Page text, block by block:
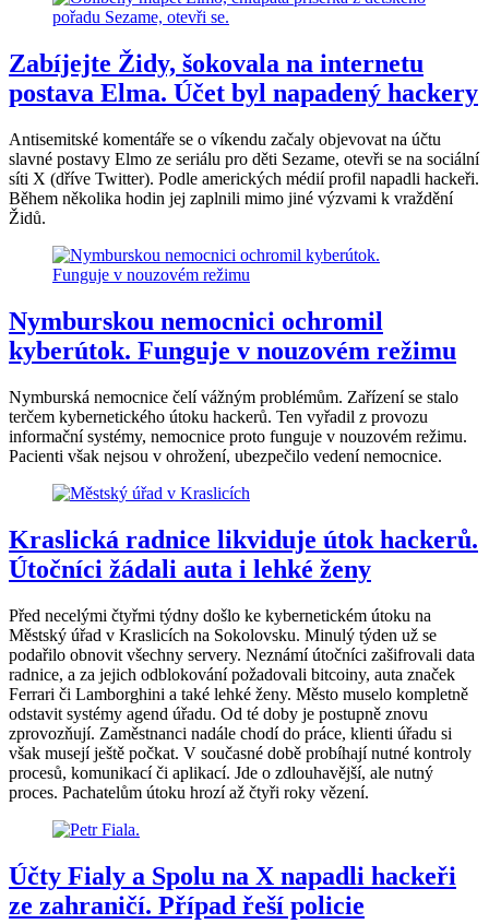
Zabíjejte Židy, šokovala na internetu
postava Elma. Účet byl napadený hackery
Antisemitské komentáře se o víkendu začaly objevovat na účtu
slavné postavy Elmo ze seriálu pro děti Sezame, otevři se na sociální
síti X (dříve Twitter). Podle amerických médií profil napadli hackeři.
Během několika hodin jej zaplnili mimo jiné výzvami k vraždění
Židů.
Nymburskou nemocnici ochromil
kyberútok. Funguje v nouzovém režimu
Nymburská nemocnice čelí vážným problémům. Zařízení se stalo
terčem kybernetického útoku hackerů. Ten vyřadil z provozu
informační systémy, nemocnice proto funguje v nouzovém režimu.
Pacienti však nejsou v ohrožení, ubezpečilo vedení nemocnice.
Kraslická radnice likviduje útok hackerů.
Útočníci žádali auta i lehké ženy
Před necelými čtyřmi týdny došlo ke kybernetickém útoku na
Městský úřad v Kraslicích na Sokolovsku. Minulý týden už se
podařilo obnovit všechny servery. Neznámí útočníci zašifrovali data
radnice, a za jejich odblokování požadovali bitcoiny, auta značek
Ferrari či Lamborghini a také lehké ženy. Město muselo kompletně
odstavit systémy agend úřadu. Od té doby je postupně znovu
zprovozňují. Zaměstnanci nadále chodí do práce, klienti úřadu si
však musejí ještě počkat. V současné době probíhají nutné kontroly
procesů, komunikací či aplikací. Jde o zdlouhavější, ale nutný
proces. Pachatelům útoku hrozí až čtyři roky vězení.
Účty Fialy a Spolu na X napadli hackeři
ze zahraničí. Případ řeší policie